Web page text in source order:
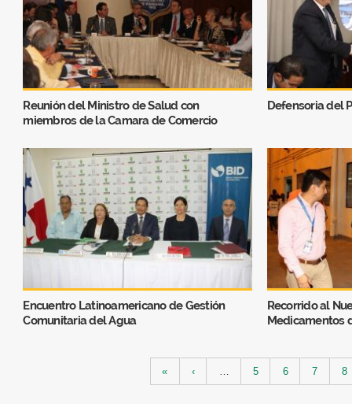
Reunión del Ministro de Salud con
miembros de la Camara de Comercio
Defensoria del
Encuentro Latinoamericano de Gestión
Comunitaria del Agua
Recorrido al
Medicamentos
« ‹ 5 6 7 8